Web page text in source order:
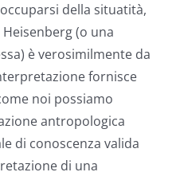
della situatità,
(o una
è verosimilmente da
fornisce
noi possiamo
antropologica
di conoscenza valida
di una